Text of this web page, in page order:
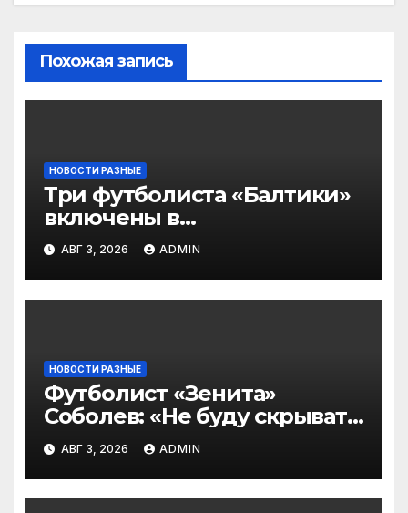
Похожая запись
НОВОСТИ РАЗНЫЕ
Три футболиста «Балтики»
включены в
символическую сборную
2‑го тура РПЛ по версии
подписчиков МАТЧ
ПРЕМЬЕР
АВГ 3, 2026 ADMIN
НОВОСТИ РАЗНЫЕ
Футболист «Зенита»
Соболев: «Не буду скрывать
— в Оренбурге всегда
тяжело играть»
АВГ 3, 2026 ADMIN